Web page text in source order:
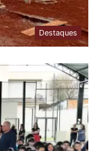
Destaques